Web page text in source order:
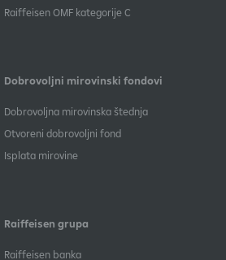
​Raiffeisen OMF kategorije C
Dobrovoljni mirovinski fondovi
Dobrovoljna mirovinska štednja
Otvoreni dobrovoljni fond
Isplata mirovine
Raiffeisen grupa
Raiffeisen banka